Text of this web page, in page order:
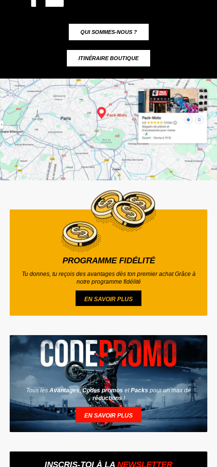
QUI SOMMES-NOUS ?
ITINÉRAIRE BOUTIQUE
PROGRAMME FIDÉLITÉ
Tu donnes, tu reçois des avantages dès ton premier achat Grâce à
notre programme fidélité
EN SAVOIR PLUS
Tous les Avantages,Codes promos etPacks pour un max de
réductions !
EN SAVOIR PLUS
INSCRIS-TOI À LA NEWSLETTER